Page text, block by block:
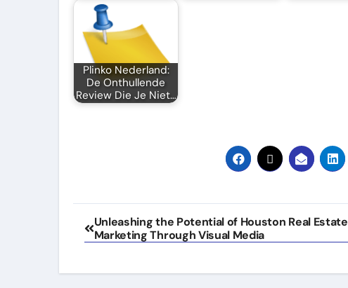
Plinko Nederland:
De Onthullende
Review Die Je Niet…
Post
navigation
Unleashing the Potential of Houston Real Estate
Marketing Through Visual Media